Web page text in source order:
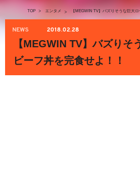
TOP > エンタメ >
NEWS 2018.02.28
【MEGWIN TV】バズりそ
ビーフ丼を完食せよ！！